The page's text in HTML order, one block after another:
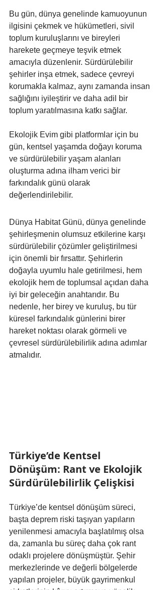
Bu gün, dünya genelinde kamuoyunun
ilgisini çekmek ve hükümetleri, sivil
toplum kuruluşlarını ve bireyleri
harekete geçmeye teşvik etmek
amacıyla düzenlenir. Sürdürülebilir
şehirler inşa etmek, sadece çevreyi
korumakla kalmaz, aynı zamanda insan
sağlığını iyileştirir ve daha adil bir
toplum yaratılmasına katkı sağlar.
Ekolojik Evim gibi platformlar için bu
gün, kentsel yaşamda doğayı koruma
ve sürdürülebilir yaşam alanları
oluşturma adına ilham verici bir
farkındalık günü olarak
değerlendirilebilir.
Dünya Habitat Günü, dünya genelinde
şehirleşmenin olumsuz etkilerine karşı
sürdürülebilir çözümler geliştirilmesi
için önemli bir fırsattır. Şehirlerin
doğayla uyumlu hale getirilmesi, hem
ekolojik hem de toplumsal açıdan daha
iyi bir geleceğin anahtarıdır. Bu
nedenle, her birey ve kuruluş, bu tür
küresel farkındalık günlerini birer
hareket noktası olarak görmeli ve
çevresel sürdürülebilirlik adına adımlar
atmalıdır.
Türkiye’de Kentsel
Dönüşüm: Rant ve Ekolojik
Sürdürülebilirlik Çelişkisi
Türkiye’de kentsel dönüşüm süreci,
başta deprem riski taşıyan yapıların
yenilenmesi amacıyla başlatılmış olsa
da, zamanla bu süreç daha çok rant
odaklı projelere dönüşmüştür. Şehir
merkezlerinde ve değerli bölgelerde
yapılan projeler, büyük gayrimenkul